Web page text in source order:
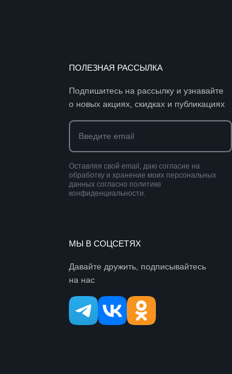
ПОЛЕЗНАЯ РАССЫЛКА
Подпишитесь на рассылку и узнавайте
о новых акциях, скидках и публикациях
Оставляя свой email, даю согласие на
обработку и хранение моих персональных
данных согласно политике
конфиденциальности.
МЫ В СОЦСЕТЯХ
Давайте дружить, подписывайтесь
на нас